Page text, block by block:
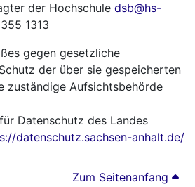
der Hochschule dsb@hs-
1313
gegen gesetzliche
der über sie gespeicherten
zuständige Aufsichtsbehörde
Datenschutz des Landes
datenschutz.sachsen-anhalt.de/
Zum Seitenanfang